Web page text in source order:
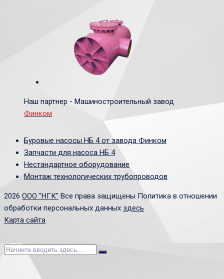
Наш партнер - Машиностроительный завод
Финком
Буровые насосы НБ 4 от завода Финком
Запчасти для насоса НБ 4
Нестандартное оборудование
Монтаж технологических трубопроводов
2026 ООО "НГК" Все права защищены Политика в отношении
обработки персональных данных здесь
Карта сайта